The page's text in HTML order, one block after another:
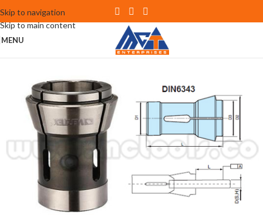
Skip to navigation
Skip to main content
MENU